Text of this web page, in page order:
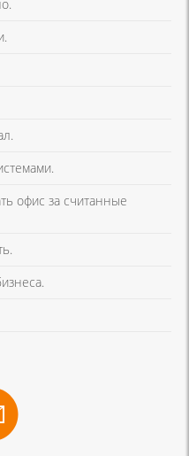
офис за считанные